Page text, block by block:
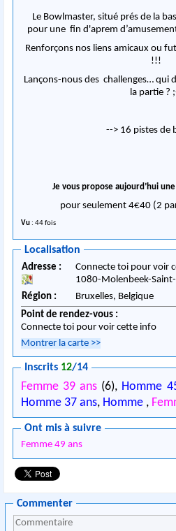
Le Bowlmaster, situé prés de la
pour une fin d'aprem
Renforçons nos liens amicaux ou
!!!
Lançons-nous des challenges… qui
la partie ?
--> 16 pistes de
Je vous propose aujourd’hui
pour seulement 4€40 (2
Vu : 44 fois
Localisation
Adresse :
Connecte toi pour voir
1080-Molenbeek-
Région :
Bruxelles, Belgique
Point de rendez-vous :
Connecte toi pour voir cette info
Montrer la carte >>
Inscrits 12/14
Femme 39 ans (6), Homme
Homme 37 ans, Homme ,
Ont mis à suivre
Femme 49 ans
Commenter